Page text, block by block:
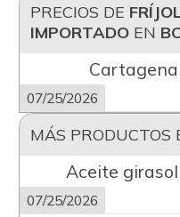
PRECIOS DE
IMPORTADOEN
Cartagena
07/25/2026
MÁS PRODUCTOS
Aceite girasol
07/25/2026